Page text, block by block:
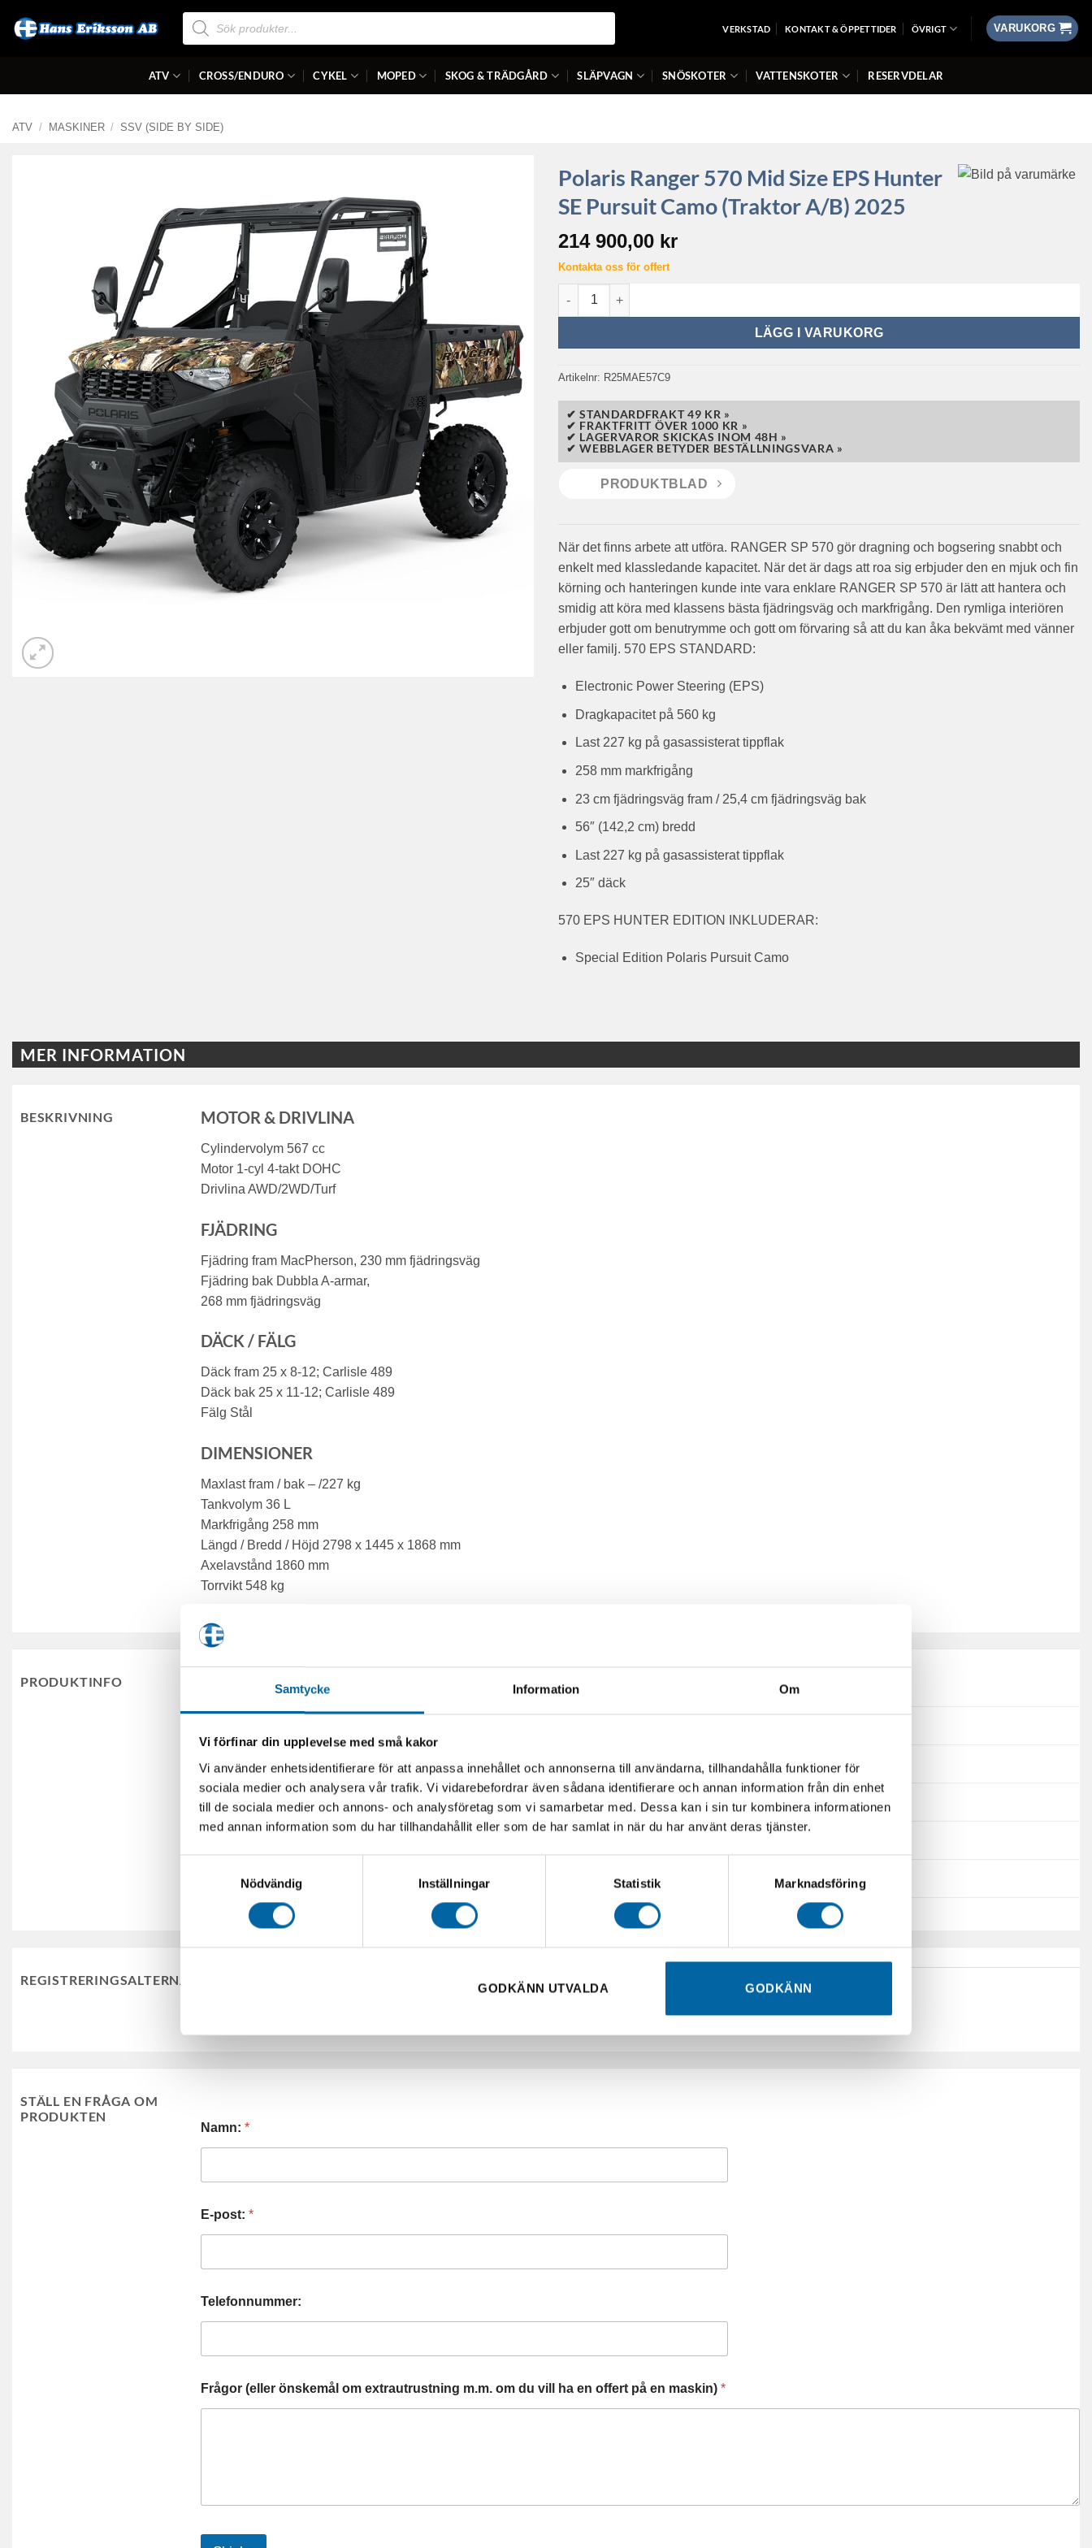
Samtycke Information Om
Vi förfinar din upplevelse med små kakor
Vi använder enhetsidentifierare för att anpassa innehållet och annonserna till användarna, tillhandahålla funktioner för
sociala medier och analysera vår trafik. Vi vidarebefordrar även sådana identifierare och annan information från din enhet
till de sociala medier och annons- och analysföretag som vi samarbetar med. Dessa kan i sin tur kombinera informationen
med annan information som du har tillhandahållit eller som de har samlat in när du har använt deras tjänster.
Nödvändig
Inställningar Statistik Marknadsföring
GODKÄNN UTVALDA GODKÄNN
Produktsökning
VERKSTAD KONTAKT & ÖPPETTIDER ÖVRIGT VARUKORG
ATV CROSS/ENDURO CYKEL MOPED SKOG & TRÄDGÅRD SLÄPVAGN SNÖSKOTER VATTENSKOTER RESERVDELAR
ATV / MASKINER / SSV (SIDE BY SIDE)
Polaris Ranger 570 Mid Size EPS Hunter
SE Pursuit Camo (Traktor A/B) 2025
214 900,00 kr
Kontakta oss för offert
Polaris Ranger 570 Mid Size EPS Hunter SE Pursuit Camo (Traktor A/B) 2025 mängd
LÄGG I VARUKORG
Artikelnr: R25MAE57C9
✔ STANDARDFRAKT 49 KR »
✔ FRAKTFRITT ÖVER 1000 KR »
✔ LAGERVAROR SKICKAS INOM 48H »
✔ WEBBLAGER BETYDER BESTÄLLNINGSVARA »
PRODUKTBLAD
När det finns arbete att utföra. RANGER SP 570 gör dragning och bogsering snabbt och
enkelt med klassledande kapacitet. När det är dags att roa sig erbjuder den en mjuk och fin
körning och hanteringen kunde inte vara enklare RANGER SP 570 är lätt att hantera och
smidig att köra med klassens bästa fjädringsväg och markfrigång. Den rymliga interiören
erbjuder gott om benutrymme och gott om förvaring så att du kan åka bekvämt med vänner
eller familj. 570 EPS STANDARD:
Electronic Power Steering (EPS)
Dragkapacitet på 560 kg
Last 227 kg på gasassisterat tippflak
258 mm markfrigång
23 cm fjädringsväg fram / 25,4 cm fjädringsväg bak
56″ (142,2 cm) bredd
Last 227 kg på gasassisterat tippflak
25″ däck
570 EPS HUNTER EDITION INKLUDERAR:
Special Edition Polaris Pursuit Camo
MER INFORMATION
BESKRIVNING MOTOR & DRIVLINA
Cylindervolym 567 cc
Motor 1-cyl 4-takt DOHC
Drivlina AWD/2WD/Turf
FJÄDRING
Fjädring fram MacPherson, 230 mm fjädringsväg
Fjädring bak Dubbla A-armar,
268 mm fjädringsväg
DÄCK / FÄLG
Däck fram 25 x 8-12; Carlisle 489
Däck bak 25 x 11-12; Carlisle 489
Fälg Stål
DIMENSIONER
Maxlast fram / bak – /227 kg
Tankvolym 36 L
Markfrigång 258 mm
Längd / Bredd / Höjd 2798 x 1445 x 1868 mm
Axelavstånd 1860 mm
Torrvikt 548 kg
PRODUKTINFO 570
ÅRSMODELL 2025
MODELL Polaris Ranger
REGISTRERINGSFORM Traktor B
REGISTRERINGSALTERNATIV
STÄLL EN FRÅGA OM
PRODUKTEN
Namn:*
E-post:*
Telefonnummer:
Frågor (eller önskemål om extrautrustning m.m. om du vill ha en offert på en maskin)*